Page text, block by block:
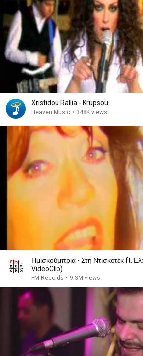
Xristidou Rallia - Krupsou
Heaven Music • 348K views
Ημισκούμπρια - Στη Ντισκοτέκ ft.
VideoClip)
FM Records • 9.3M views